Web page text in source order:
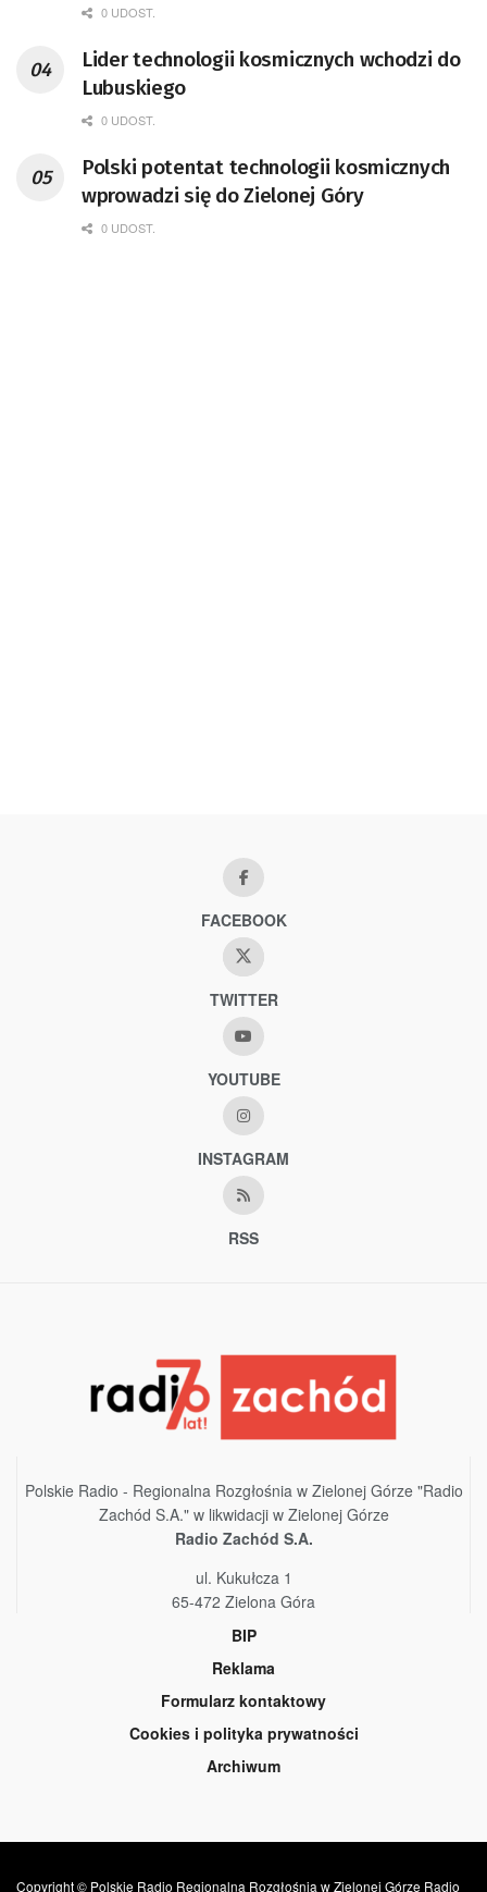
Kompetencji Przemysłu Lotniczo-
Badań Kosmicznych i Satelitarnych PAN.
0 UDOST.
Lider technologii kosmicznych wchodzi do
Lubuskiego
0 UDOST.
Polski potentat technologii kosmicznych
wprowadzi się do Zielonej Góry
0 UDOST.
FACEBOOK
TWITTER
YOUTUBE
INSTAGRAM
RSS
Polskie Radio - Regionalna Rozgłośnia w Zielonej Górze "Radio
Zachód S.A." w likwidacji w Zielonej Górze
Radio Zachód S.A.
ul. Kukułcza 1
65-472 Zielona Góra
BIP
Reklama
Formularz kontaktowy
Cookies i polityka prywatności
Archiwum
Copyright © Polskie Radio Regionalna Rozgłośnia w Zielonej Górze Radio